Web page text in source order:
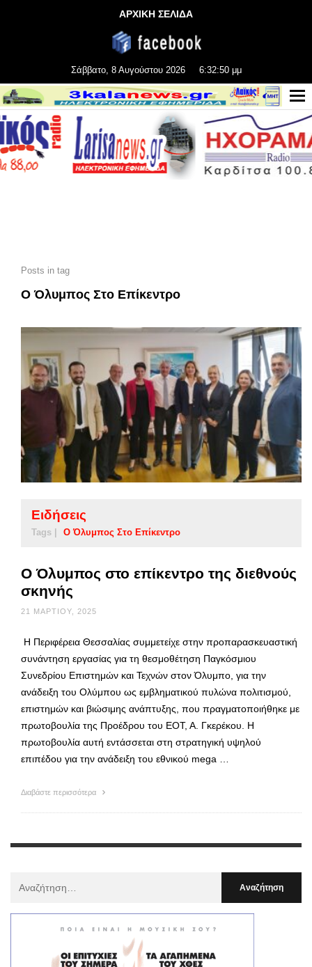
ΑΡΧΙΚΗ ΣΕΛΙΔΑ
Σάββατο, 8 Αυγούστου 2026 6:32:51 μμ
Posts in tag
Ο Όλυμπος Στο Επίκεντρο
Ειδήσεις
Tags | Ο Όλυμπος Στο Επίκεντρο
Ο Όλυμπος στο επίκεντρο της διεθνούς
σκηνής
21 ΜΑΡΤΊΟΥ, 2025
Η Περιφέρεια Θεσσαλίας συμμετείχε στην προπαρασκευαστική
συνάντηση εργασίας για τη θεσμοθέτηση Παγκόσμιου
Συνεδρίου Επιστημών και Τεχνών στον Όλυμπο, για την
ανάδειξη του Ολύμπου ως εμβληματικού πυλώνα πολιτισμού,
επιστημών και βιώσιμης ανάπτυξης, που πραγματοποιήθηκε με
πρωτοβουλία της Προέδρου του ΕΟΤ, Α. Γκερέκου. Η
πρωτοβουλία αυτή εντάσσεται στη στρατηγική υψηλού
επιπέδου για την ανάδειξη του εθνικού mega …
Διαβάστε περισσότερα
: